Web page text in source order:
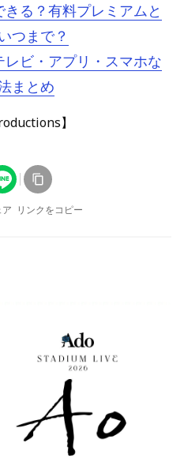
る？有料プレミアムと
つまで？
ビ・アプリ・スマホな
まとめ
】
リンクをコピー